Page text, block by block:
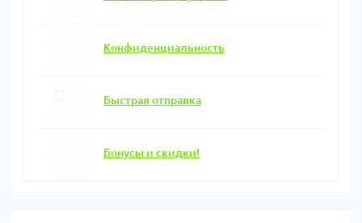
Конфиденциальность
Быстрая отправка
Бонусы и скидки!